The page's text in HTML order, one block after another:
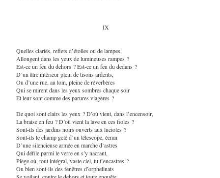
IX
Quelles clartés, reflets d’étoiles ou de lampes,
Allongent dans les yeux de lumineuses rampes ?
Est-ce un feu du dehors ? Est-ce un feu du dedans ?
D’un âtre intérieur plein de tisons ardents,
Ou d’une rue, au loin, pleine de réverbères
Qui se mirent dans les yeux sombres chaque soir
Et leur sont comme des parures viagères ?
De quoi sont clairs les yeux ? D’où vient, dans l’encensoir,
La braise en feu ? D’où vient la lave en ces fioles ?
Sont-ils des jardins noirs ouverts aux lucioles ?
Sont-ils le champ gelé d’un télescope, écran
D’une silencieuse armée en marche d’astres
Qui défile parmi le verre en s’y nacrant,
Piège où, tout intégral, vaste ciel, tu t’encastres ?
Ou bien sont-ils des fenêtres d’orphelinats
Se voilant, contre le dehors et toute enquête,